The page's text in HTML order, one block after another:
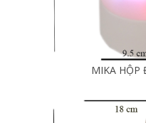
MIKA HỘP